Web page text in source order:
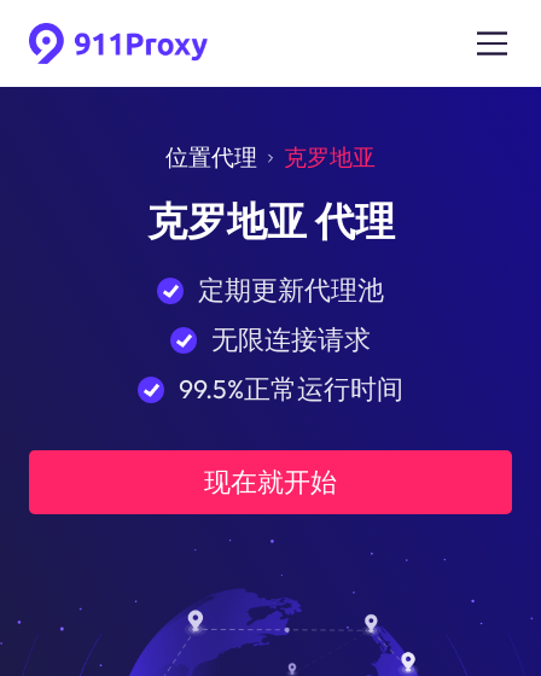
位置代理 克罗地亚
克罗地亚 代理
定期更新代理池
无限连接请求
99.5%正常运行时间
现在就开始